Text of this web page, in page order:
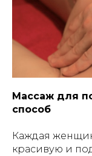
Массаж для
способ
Каждая
красивую и